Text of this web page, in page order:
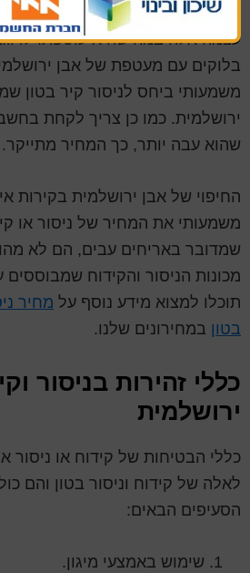
המחיר של קידוח וניסור אבן
עצמה אלה במה שהיא עוטפת.
בלוקים עם מעטפת של אבן
משמעותי ביחס לניסור קיר בטון
ירושלמית. כמו כן צריך לקחת
שהוא עבה יותר, כך המחיר מתייקר.
החיפוי של אבן ירושלמית בקירות
משמעותי את המחיר של ניסור או
שמדובר באריחים עבים, הם לא
מכונות הניסור והקידוח שמבוססים
תוכלו למצוא מידע נוסף על מחיר
בטון במחירונים שלנו.
כללי זהירות בניסור
ירושלמית
כללי הבטיחות של קידוח או ניסור
לאלה של קידוח וניסור בטון והם
הסעיפים הבאים:
שימוש באמצעי מיגון.